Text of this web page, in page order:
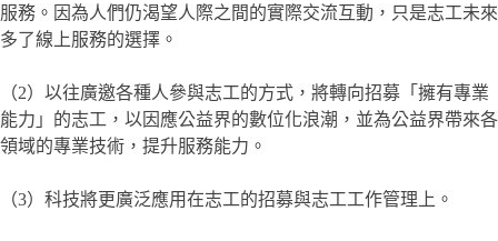
服務。因為人們仍渴望人際之間的實際交流互動，只是志工未來
多了線上服務的選擇。
（2）以往廣邀各種人參與志工的方式，將轉向招募「擁有專業
能力」的志工，以因應公益界的數位化浪潮，並為公益界帶來各
領域的專業技術，提升服務能力。
（3）科技將更廣泛應用在志工的招募與志工工作管理上。